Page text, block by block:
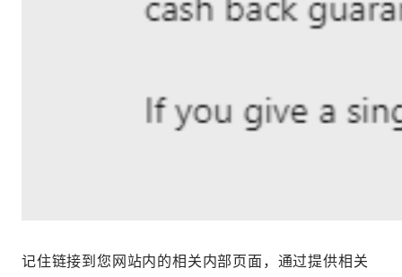
记住链接到您网站内的相关内部页面，通过提供相关